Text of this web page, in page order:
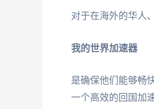
对于在海外的华人
我的世界加速器
是确保他们能够畅
一个高效的回国加